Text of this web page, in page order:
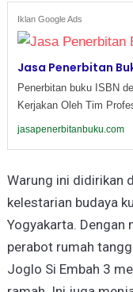
Iklan Google Ads
Jasa Penerbitan
Penerbitan buku ISBN
Kerjakan Oleh Tim
jasapenerbitanbuku.com
Warung ini didirikan
kelestarian budaya
Yogyakarta. Dengan
perabot rumah
Joglo Si Embah 3